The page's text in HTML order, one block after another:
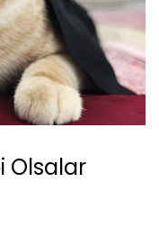
Olsalar